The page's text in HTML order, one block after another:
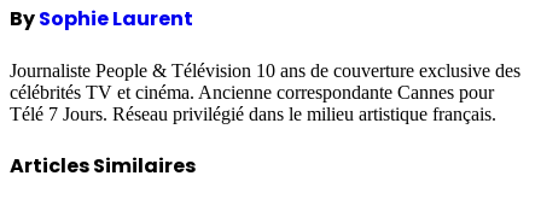
BySophie Laurent
Journaliste People & Télévision 10 ans de couverture exclusive des
célébrités TV et cinéma. Ancienne correspondante Cannes pour
Télé 7 Jours. Réseau privilégié dans le milieu artistique français.
Articles Similaires